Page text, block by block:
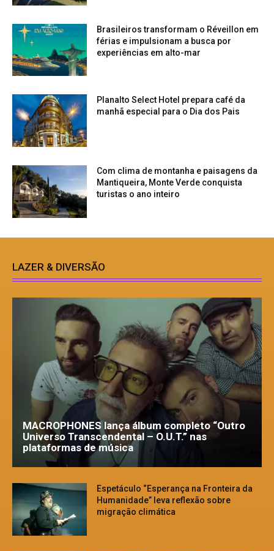
Brasileiros transformam o Réveillon em
férias e impulsionam a busca por
experiências em alto-mar
Planalto Select Hotel prepara café da
manhã especial para o Dia dos Pais
Com clima de montanha e paisagens da
Mantiqueira, Monte Verde conquista
turistas o ano inteiro
LAZER & DIVERSÃO
MACROPHONES lança álbum completo “Outro
Universo Transcendental – O.U.T.” nas
plataformas de música
Espetáculo “Esperança na Fronteira da
Humanidade” leva reflexão sobre
migração climática